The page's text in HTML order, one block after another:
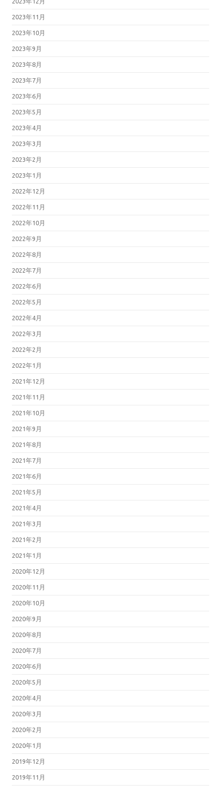
2023年11月
2023年10月
2023年9月
2023年8月
2023年7月
2023年6月
2023年5月
2023年4月
2023年3月
2023年2月
2023年1月
2022年12月
2022年11月
2022年10月
2022年9月
2022年8月
2022年7月
2022年6月
2022年5月
2022年4月
2022年3月
2022年2月
2022年1月
2021年12月
2021年11月
2021年10月
2021年9月
2021年8月
2021年7月
2021年6月
2021年5月
2021年4月
2021年3月
2021年2月
2021年1月
2020年12月
2020年11月
2020年10月
2020年9月
2020年8月
2020年7月
2020年6月
2020年5月
2020年4月
2020年3月
2020年2月
2020年1月
2019年12月
2019年11月